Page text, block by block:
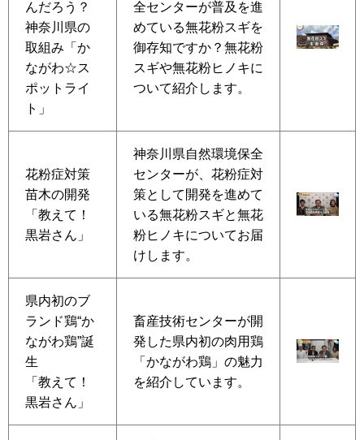
んだろう？
神奈川県の
取組み「か
ながわ☆ス
ポットライ
ト」
全センターが普及を進
めている無花粉スギを
御存知ですか？無花粉
スギや無花粉ヒノキに
ついて紹介します。
花粉症対策
苗木の開発
「教えて！
黒岩さん」
神奈川県自然環境保全
センターが、花粉症対
策として開発を進めて
いる無花粉スギと無花
粉ヒノキについてお届
けします。
県内初のブ
ランド鶏“か
ながわ鶏”誕
生
「教えて！
黒岩さん」
畜産技術センターが開
発した県内初の肉用鶏
「かながわ鶏」の魅力
を紹介しています。